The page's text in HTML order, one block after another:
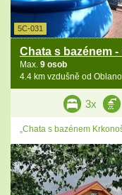
5C-031
Chata s bazénem
Max. 9 osob
4.4 km vzdušně od
3x
„Chata s bazénem